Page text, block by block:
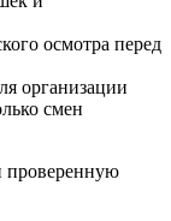
осмотра перед
организации
смен
проверенную